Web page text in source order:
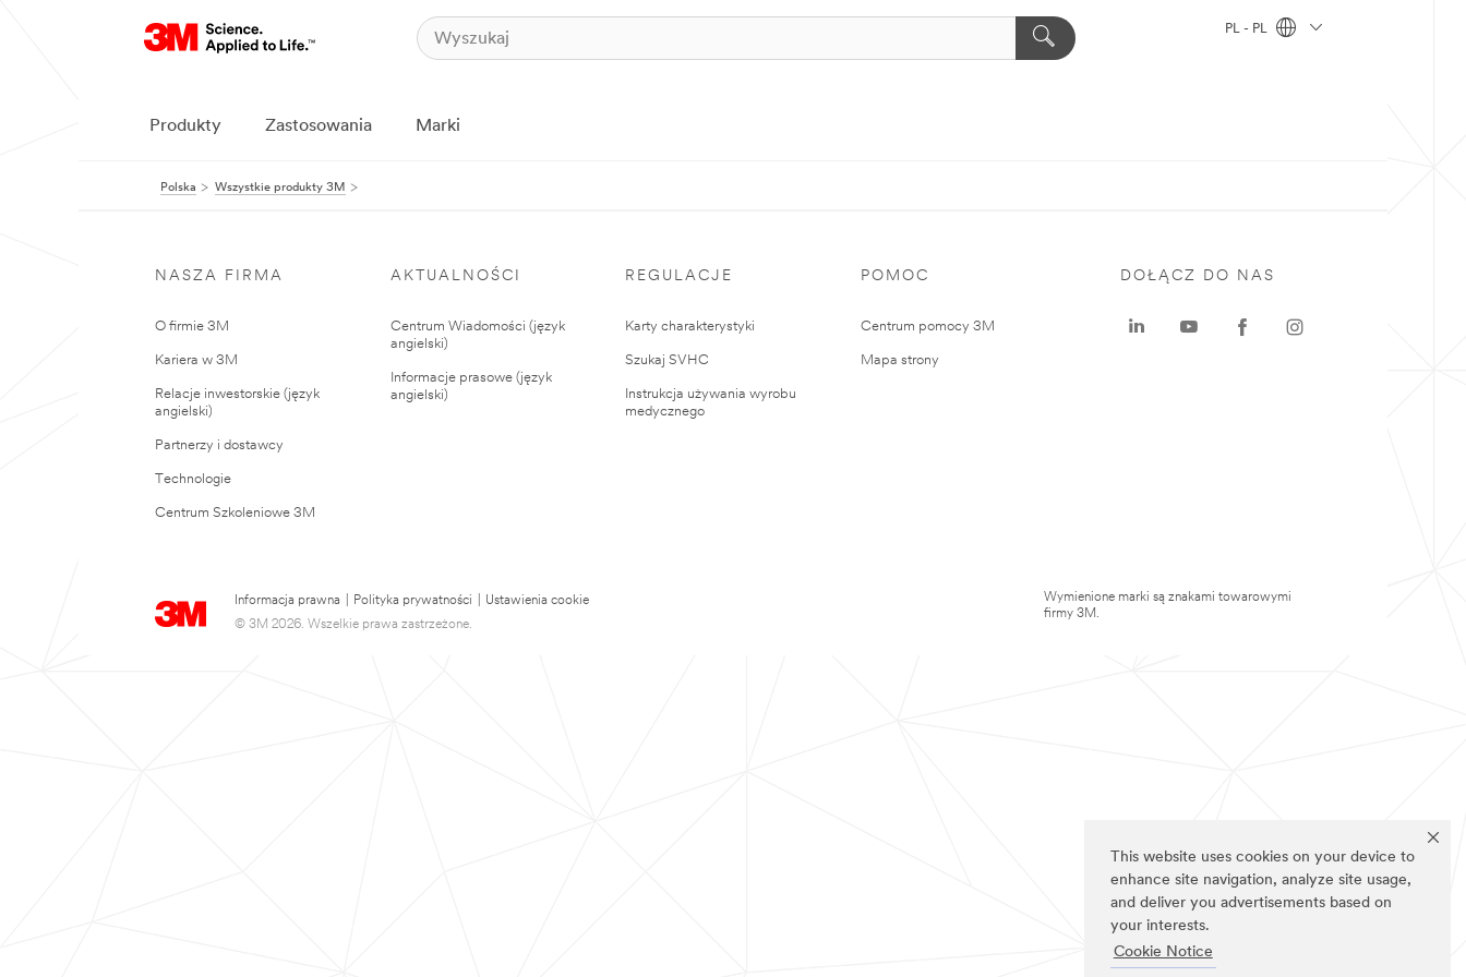
This website uses cookies on your device to
enhance site navigation, analyze site usage,
and deliver you advertisements based on
your interests.
Cookie Notice
PL - PL
Produkty Zastosowania Marki
Polska Wszystkie produkty 3M
NASZA FIRMA
O firmie 3M
Kariera w 3M
Relacje inwestorskie (język
angielski)
Partnerzy i dostawcy
Technologie
Centrum Szkoleniowe 3M
AKTUALNOŚCI
Centrum Wiadomości (język
angielski)
Informacje prasowe (język
angielski)
REGULACJE
Karty charakterystyki
Szukaj SVHC
Instrukcja używania wyrobu
medycznego
POMOC
Centrum pomocy 3M
Mapa strony
Informacja prawna Polityka prywatności
Ustawienia cookie
© 3M 2026. Wszelkie prawa zastrzeżone.
DOŁĄCZ DO NAS
Wymienione marki są znakami towarowymi
firmy 3M.